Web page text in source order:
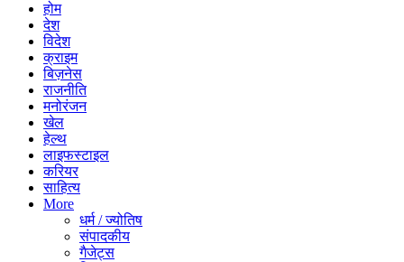
होम
देश
विदेश
क्राइम
बिज़नेस
राजनीति
मनोरंजन
खेल
हेल्थ
लाइफस्टाइल
करियर
साहित्य
More
धर्म / ज्योतिष
संपादकीय
गैजेट्स